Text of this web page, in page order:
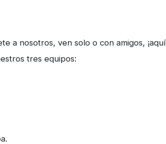
a nosotros, ven solo o con amigos, ¡aquí
tres equipos: